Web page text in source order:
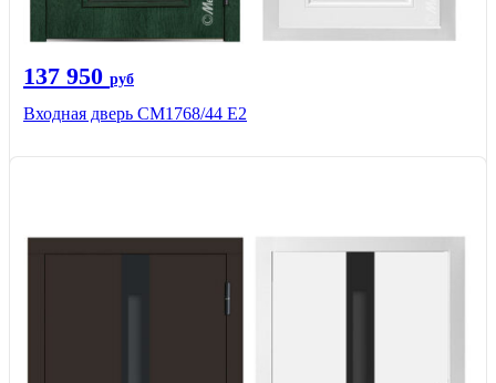
137 950 руб
Входная дверь СМ1768/44 Е2